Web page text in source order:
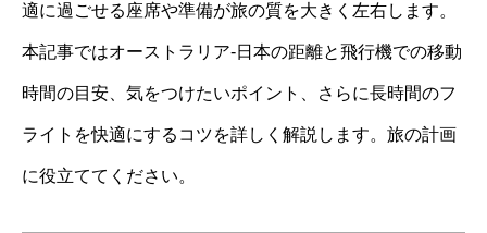
適に過ごせる座席や準備が旅の質を大きく左右します。
本記事ではオーストラリア-日本の距離と飛行機での移動
時間の目安、気をつけたいポイント、さらに長時間のフ
ライトを快適にするコツを詳しく解説します。旅の計画
に役立ててください。